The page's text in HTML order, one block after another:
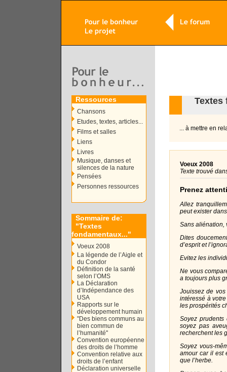
Ressources
Chansons
Etudes, textes, articles...
Films et salles
Liens
Livres
Musique, danses et
silences de la nature
Pensées
Personnes ressources
Sommaire de:
"Textes
fondamentaux..."
Voeux 2008
La légende de l’Aigle et
du Condor
Définition de la santé
selon l’OMS
La Déclaration
d’Indépendance des
USA
Rapports sur le
développement humain
"Des biens communs au
bien commun de
l’humanité"
Convention européenne
des droits de l’homme
Convention relative aux
droits de l’enfant
Déclaration universelle
Textes
... à mettre en
Voeux 2008
Texte trouvé
Prenez
Allez
peut exister
Sans aliénation,
Dites
d’esprit et
Evitez les
Ne vous
a toujours plus
Jouissez de
intéressé à
les prospérités
Soyez
soyez pas
recherchent les
Soyez vous-
amour car il est
que l’herbe.